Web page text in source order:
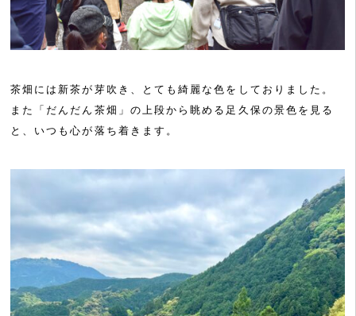
茶畑には新茶が芽吹き、とても綺麗な色をしておりました。
また「だんだん茶畑」の上段から眺める足久保の景色を見る
と、いつも心が落ち着きます。